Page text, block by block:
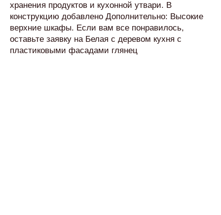
хранения продуктов и кухонной утвари. В
конструкцию добавлено Дополнительно: Высокие
верхние шкафы. Если вам все понравилось,
оставьте заявку на Белая с деревом кухня с
пластиковыми фасадами глянец